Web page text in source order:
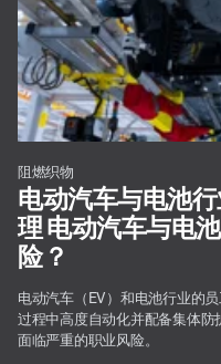
阻燃织物
电动汽车与电池
理 电动汽车与电
险？
电动汽车（EV）和电池行业的
过程中高度自动化并配备集体
面临严重的职业风险。